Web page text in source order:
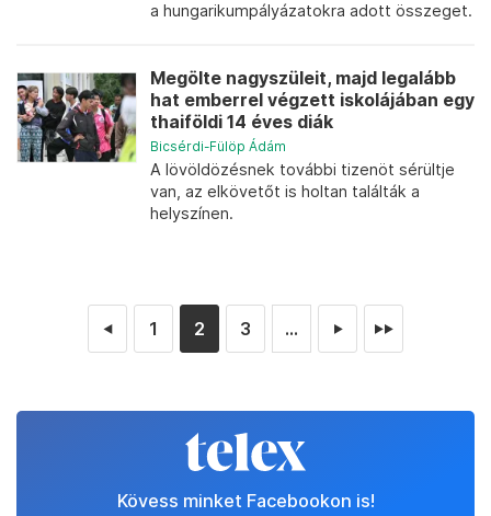
a hungarikumpályázatokra adott összeget.
Megölte nagyszüleit, majd legalább
hat emberrel végzett iskolájában egy
thaiföldi 14 éves diák
Bicsérdi-Fülöp Ádám
A lövöldözésnek további tizenöt sérültje
van, az elkövetőt is holtan találták a
helyszínen.
◄ 1 2 3 ... ► ►►
Kövess minket Facebookon is!